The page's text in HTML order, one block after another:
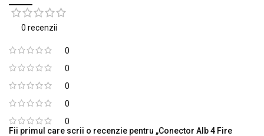
0 recenzii
0
0
0
0
0
Fii primul care scrii o recenzie pentru „Conector Alb 4 Fire